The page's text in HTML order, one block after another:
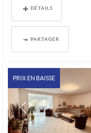
DÉTAILS
PARTAGER
PRIX EN BAISSE